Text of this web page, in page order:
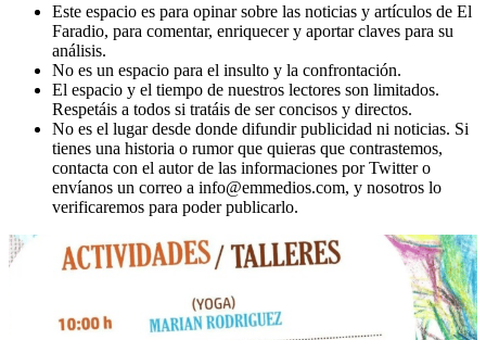
Este espacio es para opinar sobre las noticias y artículos de El
Faradio, para comentar, enriquecer y aportar claves para su
análisis.
No es un espacio para el insulto y la confrontación.
El espacio y el tiempo de nuestros lectores son limitados.
Respetáis a todos si tratáis de ser concisos y directos.
No es el lugar desde donde difundir publicidad ni noticias. Si
tienes una historia o rumor que quieras que contrastemos,
contacta con el autor de las informaciones por Twitter o
envíanos un correo a info@emmedios.com, y nosotros lo
verificaremos para poder publicarlo.